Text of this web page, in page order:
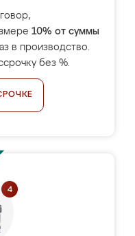
10% от суммы
в производство.
без %.